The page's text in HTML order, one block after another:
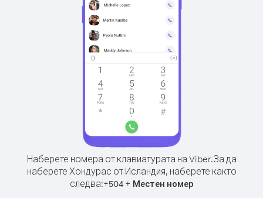
Наберете номера от клавиатурата на Viber.За да
наберете Хондурас от Исландия, наберете както
следва:+504+ Местен номер